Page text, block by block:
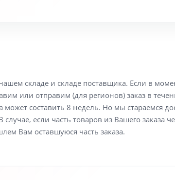
складе и складе поставщика. Если в
или отправим (для регионов) заказ в
составить 8 недель. Но мы стараемся
если часть товаров из Вашего
Вам оставшуюся часть заказа.